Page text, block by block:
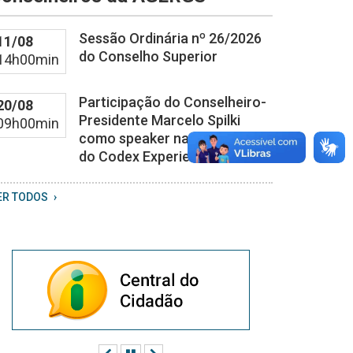
08
Sessão Ordinária nº 26/2026
do Conselho Superior
08
Participação do Conselheiro-
Presidente Marcelo Spilki
como speaker na 4ª edição
do Codex Experience.
TODOS